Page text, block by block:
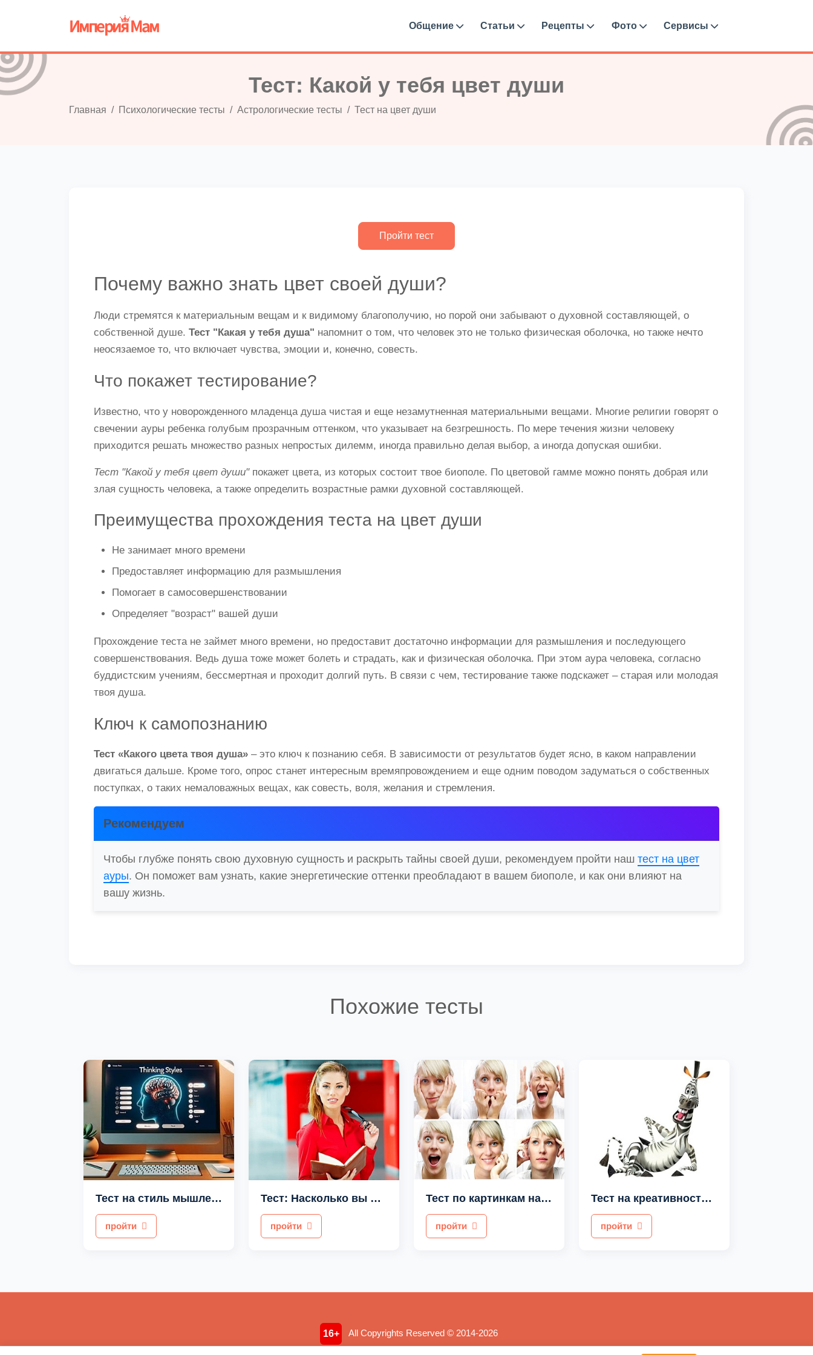
Общение Статьи Рецепты Фото Сервисы
Тест: Какой у тебя цвет души
Главная Психологические тесты Астрологические тесты Тест на цвет души
Почему важно знать цвет своей души?
Люди стремятся к материальным вещам и к видимому благополучию, но порой они забывают о духовной составляющей, о
собственной душе. Тест "Какая у тебя душа" напомнит о том, что человек это не только физическая оболочка, но также нечто
неосязаемое то, что включает чувства, эмоции и, конечно, совесть.
Что покажет тестирование?
Известно, что у новорожденного младенца душа чистая и еще незамутненная материальными вещами. Многие религии говорят о
свечении ауры ребенка голубым прозрачным оттенком, что указывает на безгрешность. По мере течения жизни человеку
приходится решать множество разных непростых дилемм, иногда правильно делая выбор, а иногда допуская ошибки.
Тест "Какой у тебя цвет души"покажет цвета, из которых состоит твое биополе. По цветовой гамме можно понять добрая или
злая сущность человека, а также определить возрастные рамки духовной составляющей.
Преимущества прохождения теста на цвет души
Не занимает много времени
Предоставляет информацию для размышления
Помогает в самосовершенствовании
Определяет "возраст" вашей души
Прохождение теста не займет много времени, но предоставит достаточно информации для размышления и последующего
совершенствования. Ведь душа тоже может болеть и страдать, как и физическая оболочка. При этом аура человека, согласно
буддистским учениям, бессмертная и проходит долгий путь. В связи с чем, тестирование также подскажет – старая или молодая
твоя душа.
Ключ к самопознанию
Тест «Какого цвета твоя душа» – это ключ к познанию себя. В зависимости от результатов будет ясно, в каком направлении
двигаться дальше. Кроме того, опрос станет интересным времяпровождением и еще одним поводом задуматься о собственных
поступках, о таких немаловажных вещах, как совесть, воля, желания и стремления.
Рекомендуем
Чтобы глубже понять свою духовную сущность и раскрыть тайны своей души, рекомендуем пройти наш тест на цвет
ауры. Он поможет вам узнать, какие энергетические оттенки преобладают в вашем биополе, и как они влияют на
вашу жизнь.
Похожие тесты
Тест на стиль мышления
пройти
Тест: Насколько вы целеустремленны
пройти
Тест по картинкам на характер
пройти
Тест на креативность мышления
пройти
16+ All Copyrights Reserved © 2014-2026